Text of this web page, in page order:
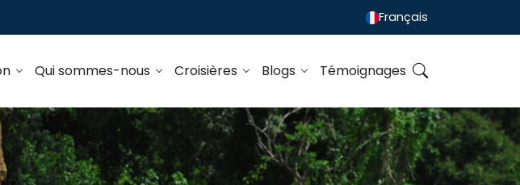
Français
Qui sommes-nous Croisières Blogs Témoignages